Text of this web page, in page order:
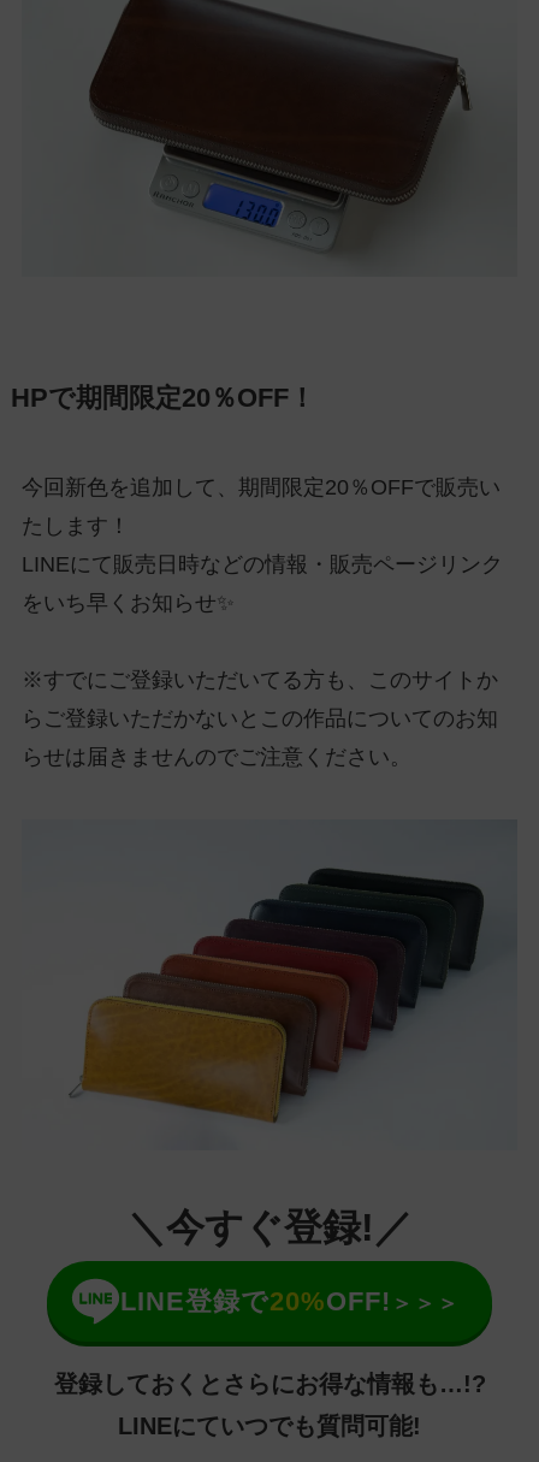
HPで期間限定20％OFF！
今回新色を追加して、期間限定20％OFFで販売い
たします！
LINEにて販売日時などの情報・販売ページリンク
をいち早くお知らせ✨
※すでにご登録いただいてる方も、このサイトか
らご登録いただかないとこの作品についてのお知
らせは届きませんのでご注意ください。
＼今すぐ登録!／
LINE登録で20%OFF! ＞＞＞
登録しておくとさらにお得な情報も…!?
LINEにていつでも質問可能!